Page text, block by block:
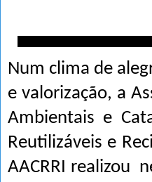
Num clima de
e valorização, a
Ambientais e
Reutilizáveis e
AACRRI realizou